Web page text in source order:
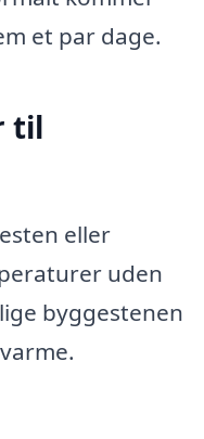
et par dage.
til
eller
uden
byggestenen